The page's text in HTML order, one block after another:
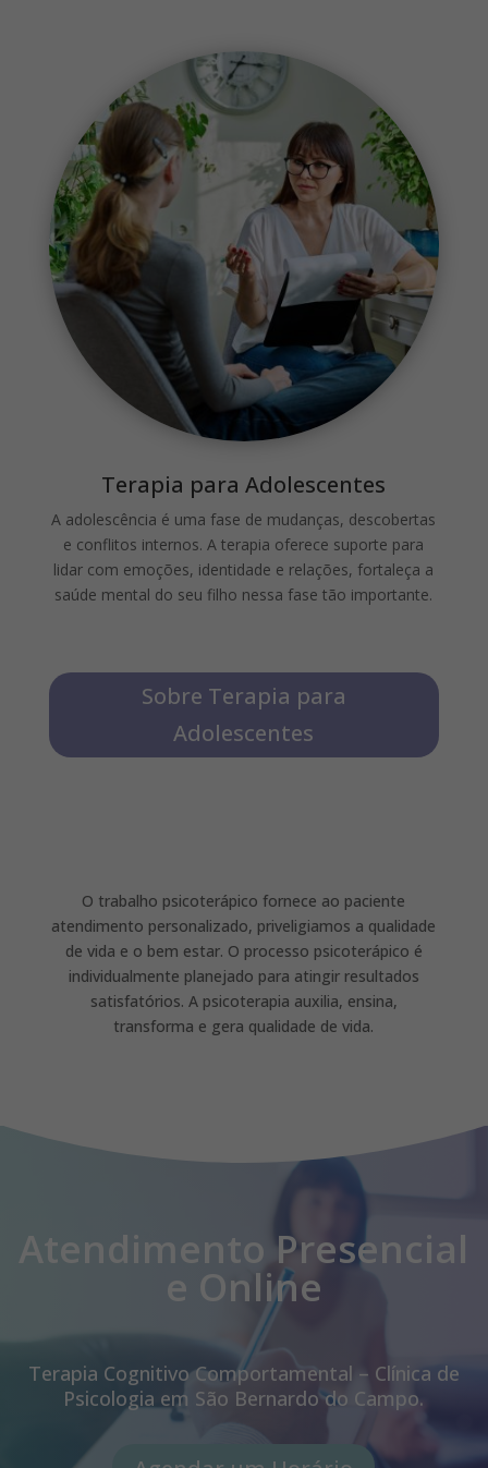
Terapia para Adolescentes
A adolescência é uma fase de mudanças, descobertas
e conflitos internos. A terapia oferece suporte para
lidar com emoções, identidade e relações, fortaleça a
saúde mental do seu filho nessa fase tão importante.
Sobre Terapia para
Adolescentes
O trabalho psicoterápico fornece ao paciente
atendimento personalizado, priveligiamos a qualidade
de vida e o bem estar. O processo psicoterápico é
individualmente planejado para atingir resultados
satisfatórios. A psicoterapia auxilia, ensina,
transforma e gera qualidade de vida.
Atendimento Presencial
e Online
Terapia Cognitivo Comportamental – Clínica de
Psicologia em São Bernardo do Campo.